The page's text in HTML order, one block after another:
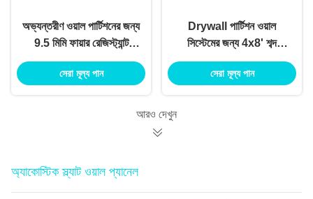
অভ্যন্তরীণ ওয়াল পার্টিশনের জন্য
9.5 মিমি ফায়ার রেজিস্ট্যান্ট
প্লাস্টারবোর্ড ড্রাইওয়াল
ওয়াটারপ্রুফ
সেরা মূল্য পান
Drywall পার্টিশন ওয়াল
সিস্টেমের জন্য 4x8' শব্দ
নিরোধক ফায়ার প্রুফ
প্লাস্টারবোর্ড
সেরা মূল্য পান
আরও দেখুন
অ্যাকোস্টিক স্ল্যাট ওয়াল প্যানেল